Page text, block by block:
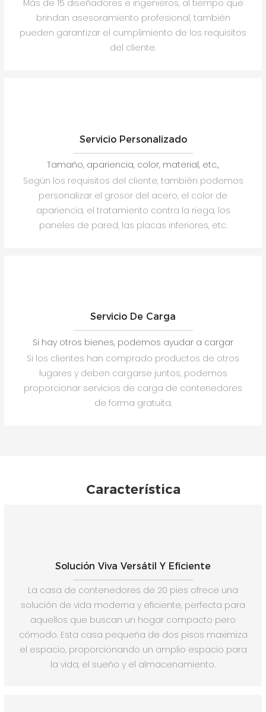
Más de 15 diseñadores e ingenieros, al tiempo que
brindan asesoramiento profesional, también
pueden garantizar el cumplimiento de los requisitos
del cliente.
Servicio Personalizado
Tamaño, apariencia, color, material, etc.,
Según los requisitos del cliente, también podemos
personalizar el grosor del acero, el color de
apariencia, el tratamiento contra la riega, los
paneles de pared, las placas inferiores, etc.
Servicio De Carga
Si hay otros bienes, podemos ayudar a cargar
Si los clientes han comprado productos de otros
lugares y deben cargarse juntos, podemos
proporcionar servicios de carga de contenedores
de forma gratuita.
Característica
Solución Viva Versátil Y Eficiente
La casa de contenedores de 20 pies ofrece una
solución de vida moderna y eficiente, perfecta para
aquellos que buscan un hogar compacto pero
cómodo. Esta casa pequeña de dos pisos maximiza
el espacio, proporcionando un amplio espacio para
la vida, el sueño y el almacenamiento.